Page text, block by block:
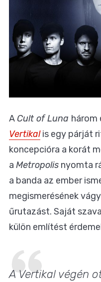
A Cult of Luna három
Vertikalis egy párját
koncepcióra a korát
a Metropolis nyomta
a banda az ember
megismerésének
űrutazást. Saját
külön említést
A Vertikal végén